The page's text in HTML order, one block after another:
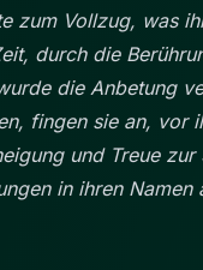
zum Vollzug, was
durch die
die Anbetung
fingen sie an, vor
und Treue
in ihren Namen